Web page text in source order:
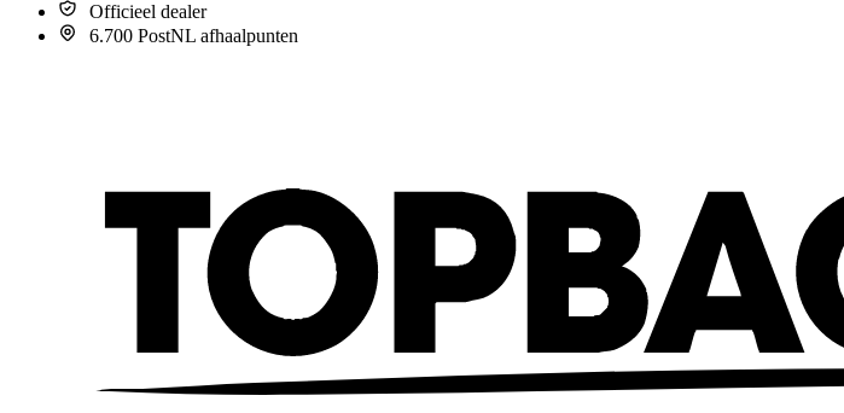
Officieel dealer
6.700 PostNL afhaalpunten